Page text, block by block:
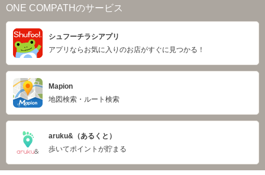
ONE COMPATHのサービス
シュフーチラシアプリ
アプリならお気に入りのお店がすぐに見つかる！
Mapion
地図検索・ルート検索
aruku&（あるくと）
歩いてポイントが貯まる